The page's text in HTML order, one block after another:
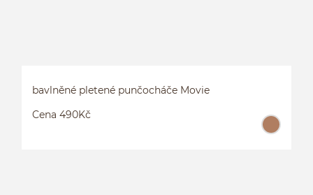
bavlněné pletené punčocháče Movie
Cena 490Kč